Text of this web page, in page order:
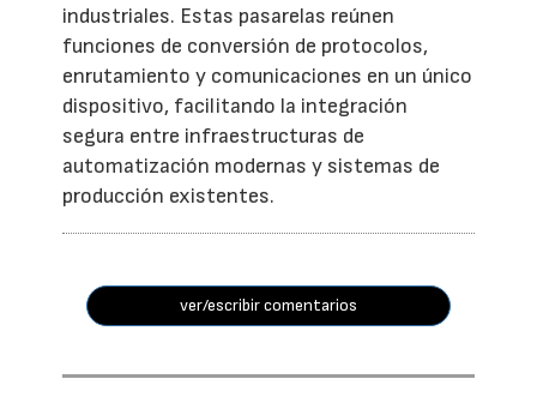
industriales. Estas pasarelas reúnen
funciones de conversión de protocolos,
enrutamiento y comunicaciones en un único
dispositivo, facilitando la integración
segura entre infraestructuras de
automatización modernas y sistemas de
producción existentes.
ver/escribir comentarios